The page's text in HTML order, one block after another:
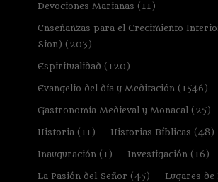
Devociones Marianas (11)
Enseñanzas para el Crecimiento
Sion) (203)
Espiritualidad (120)
Evangelio del día y Meditación(1546)
Gastronomía Medieval y Monacal(25)
Historia(11) Historias Bíblicas (48)
Inauguración(1) Investigación(16)
La Pasión del Señor (45) Lugares de